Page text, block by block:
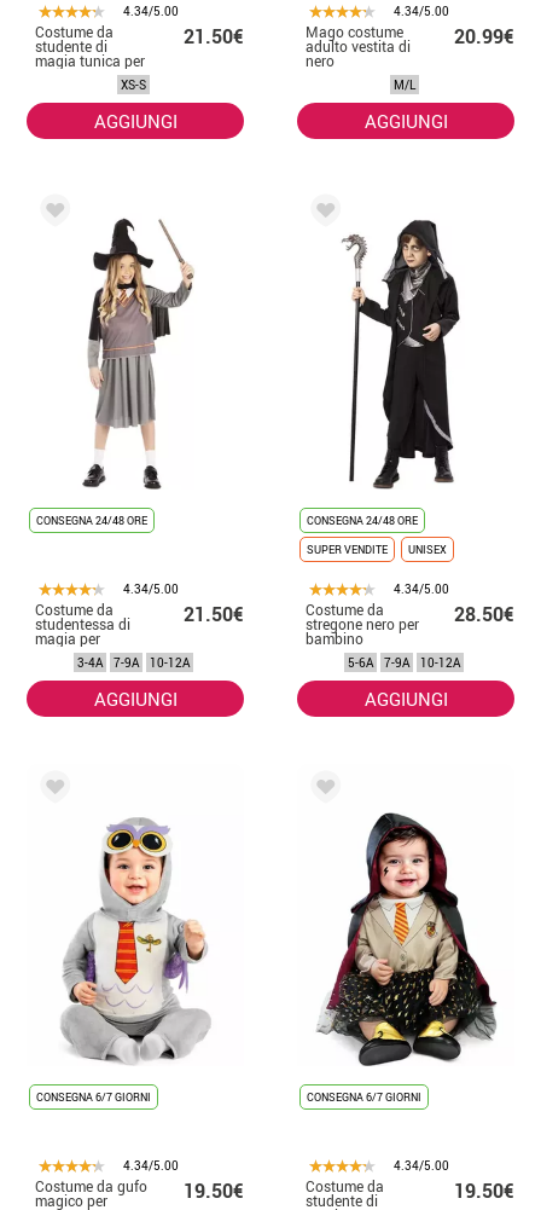
4.34/5.00
Costume da
studente di
magia tunica per
adulto
21.50€
XS-S
AGGIUNGI
4.34/5.00
Mago costume
adulto vestita di
nero
20.99€
M/L
AGGIUNGI
CONSEGNA 24/48 ORE
4.34/5.00
Costume da
studentessa di
magia per
ragazza
21.50€
3-4A 7-9A 10-12A
AGGIUNGI
CONSEGNA 24/48 ORE
SUPER VENDITE
UNISEX
4.34/5.00
Costume da
stregone nero per
bambino
28.50€
5-6A 7-9A 10-12A
AGGIUNGI
CONSEGNA 6/7 GIORNI
4.34/5.00
Costume da gufo
magico per 19.50€
CONSEGNA 6/7 GIORNI
4.34/5.00
Costume da
studente di 19.50€